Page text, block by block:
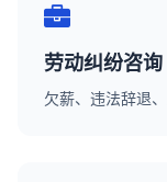
劳动纠纷咨询
欠薪、违法辞退